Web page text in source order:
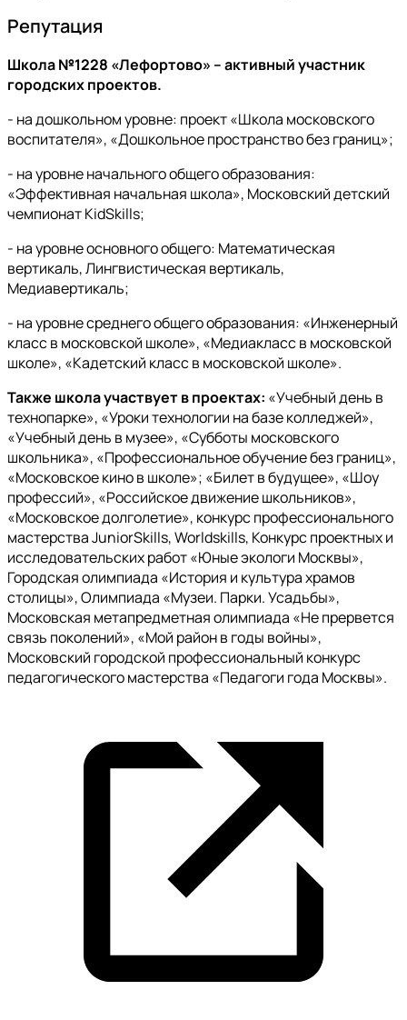
Репутация
Школа №1228 «Лефортово» – активный участник
городских проектов.
- на дошкольном уровне: проект «Школа московского
воспитателя», «Дошкольное пространство без границ»;
- на уровне начального общего образования:
«Эффективная начальная школа», Московский детский
чемпионат KidSkills;
- на уровне основного общего: Математическая
вертикаль, Лингвистическая вертикаль,
Медиавертикаль;
- на уровне среднего общего образования: «Инженерный
класс в московской школе», «Медиакласс в московской
школе», «Кадетский класс в московской школе».
Также школа участвует в проектах: «Учебный день в
технопарке», «Уроки технологии на базе колледжей»,
«Учебный день в музее», «Субботы московского
школьника», «Профессиональное обучение без границ»,
«Московское кино в школе»; «Билет в будущее», «Шоу
профессий», «Российское движение школьников»,
«Московское долголетие», конкурс профессионального
мастерства JuniorSkills, Worldskills, Конкурс проектных и
исследовательских работ «Юные экологи Москвы»,
Городская олимпиада «История и культура храмов
столицы», Олимпиада «Музеи. Парки. Усадьбы»,
Московская метапредметная олимпиада «Не прервется
связь поколений», «Мой район в годы войны»,
Московский городской профессиональный конкурс
педагогического мастерства «Педагоги года Москвы».